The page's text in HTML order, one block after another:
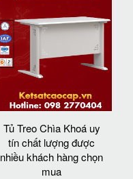
Tủ Treo Chìa Khoá uy
tín chất lượng được
nhiều khách hàng chọn
mua